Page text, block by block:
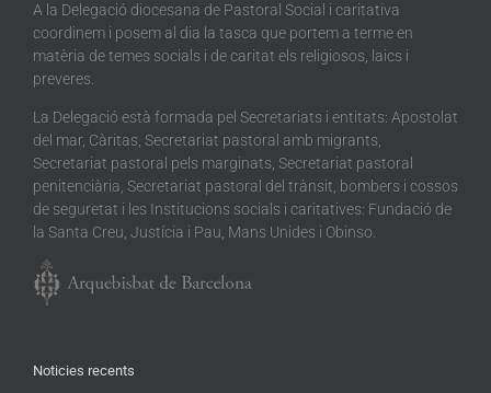
A la Delegació diocesana de Pastoral Social i caritativa
coordinem i posem al dia la tasca que portem a terme en
matèria de temes socials i de caritat els religiosos, laics i
preveres.
La Delegació està formada pel Secretariats i entitats: Apostolat
del mar, Càritas, Secretariat pastoral amb migrants,
Secretariat pastoral pels marginats, Secretariat pastoral
penitenciària, Secretariat pastoral del trànsit, bombers i cossos
de seguretat i les Institucions socials i caritatives: Fundació de
la Santa Creu, Justícia i Pau, Mans Unides i Obinso.
Noticies recents